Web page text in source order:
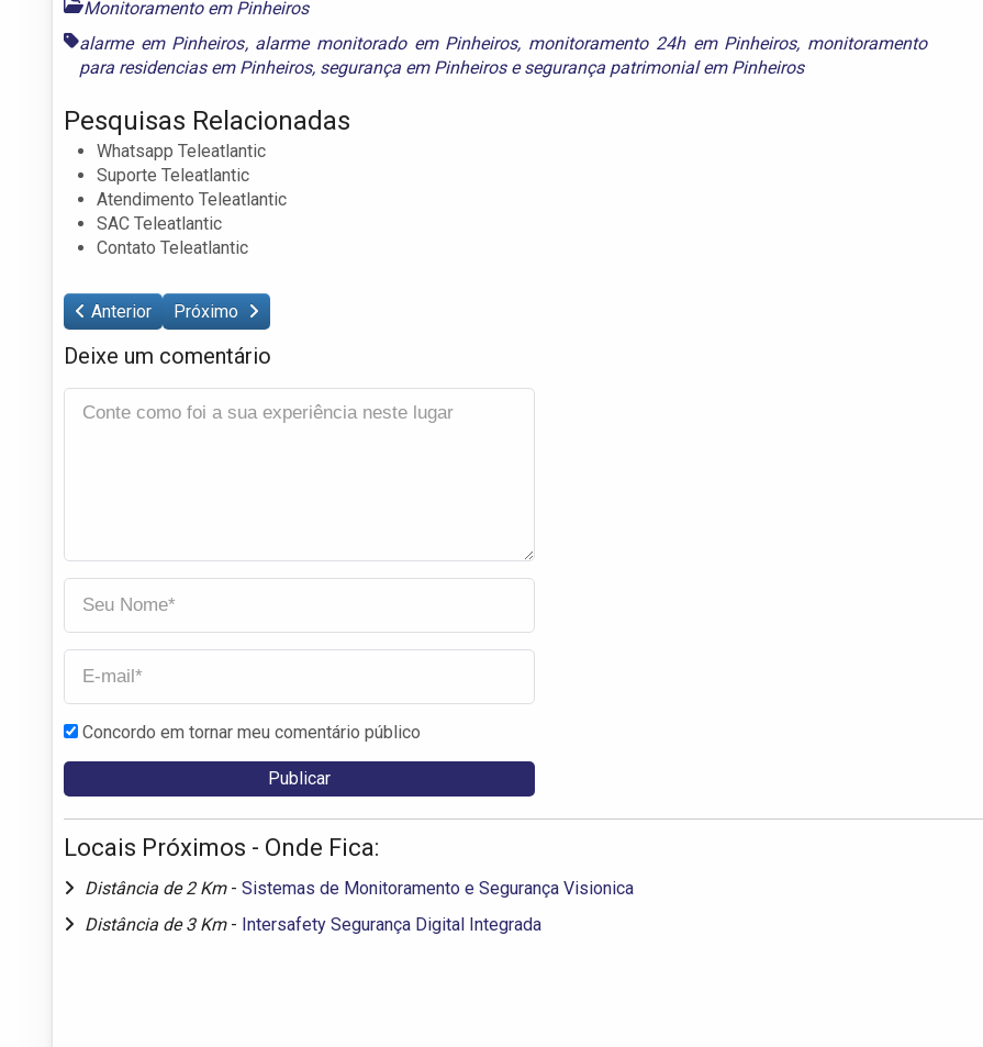
Monitoramento em Pinheiros
alarme em Pinheiros, alarme monitorado em Pinheiros, monitoramento 24h em Pinheiros, monitoramento
para residencias em Pinheiros, segurança em Pinheirosesegurança patrimonial em Pinheiros
Pesquisas Relacionadas
Whatsapp Teleatlantic
Suporte Teleatlantic
Atendimento Teleatlantic
SAC Teleatlantic
Contato Teleatlantic
Anterior Próximo
Deixe um comentário
Concordo em tornar meu comentário público
Locais Próximos - Onde Fica:
Distância de 2 Km - Sistemas de Monitoramento e Segurança Visionica
Distância de 3 Km - Intersafety Segurança Digital Integrada